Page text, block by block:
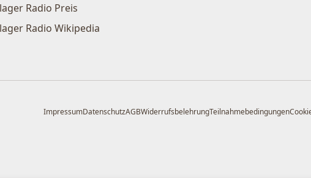
Radio Preis
Radio Wikipedia
ImpressumDatenschutzAGBWiderrufsbelehrungTeilnahmebedingungen